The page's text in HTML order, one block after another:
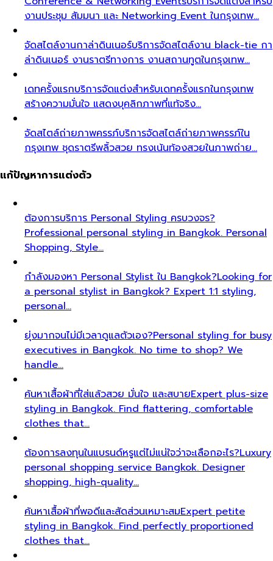
งานประชุม สัมมนา และ Networking Event ในกรุงเทพ…
จัดสไตล์งานกาล่าดินเนอร์บริการจัดสไตล์งาน black-tie กา
ล่าดินเนอร์ งานราตรีทางการ งานสถานทูตในกรุงเทพ…
เดทครั้งแรกบริการจัดแต่งสำหรับเดทครั้งแรกในกรุงเทพ
สร้างความมั่นใจ แสดงบุคลิกภาพที่แท้จริง…
จัดสไตล์ถ่ายภาพครรภ์บริการจัดสไตล์ถ่ายภาพครรภ์ใน
กรุงเทพ ชุดราตรีพลิ้วสวย ทรงเน้นท้องสวยในภาพถ่าย…
แก้ปัญหาการแต่งตัว
ต้องการบริการ Personal Styling ครบวงจร?
Professional personal styling in Bangkok. Personal
Shopping, Style…
กำลังมองหา Personal Stylist ใน Bangkok?Looking for
a personal stylist in Bangkok? Expert 1:1 styling,
personal…
ยุ่งมากจนไม่มีเวลาดูแลตัวเอง?Personal styling for busy
executives in Bangkok. No time to shop? We
handle…
ค้นหาเสื้อผ้าที่ใส่แล้วสวย มั่นใจ และสบายExpert plus-size
styling in Bangkok. Find flattering, comfortable
clothes that…
ต้องการลงทุนในแบรนด์หรูแต่ไม่แน่ใจว่าจะเลือกอะไร?Luxury
personal shopping service Bangkok. Designer
shopping, high-quality…
ค้นหาเสื้อผ้าที่พอดีและสัดส่วนเหมาะสมExpert petite
styling in Bangkok. Find perfectly proportioned
clothes that…